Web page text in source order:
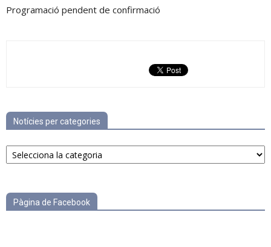
Programació pendent de confirmació
Notícies per categories
Notícies
per
Pàgina de Facebook